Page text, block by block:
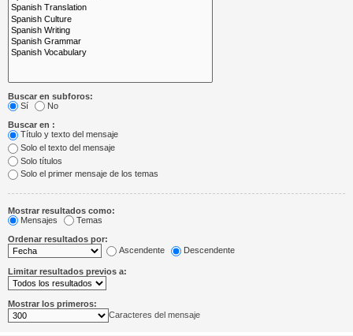
Buscar en subforos:
Sí
No
Buscar en :
Título y texto del mensaje
Solo el texto del mensaje
Solo títulos
Solo el primer mensaje de los temas
Mostrar resultados como:
Mensajes
Temas
Ordenar resultados por:
Ascendente
Descendente
Limitar resultados previos a:
Mostrar los primeros:
Caracteres del mensaje